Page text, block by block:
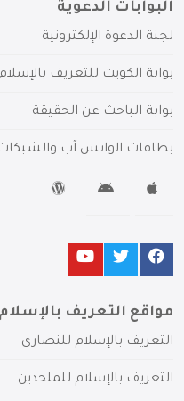
البوابات الدعوية
لجنة الدعوة الإلكترونية
بوابة الكويت للتعريف بالإسلام
بوابة الباحث عن الحقيقة
بطاقات الواتس آب والشبكات
مواقع التعريف بالإسلام
التعريف بالإسلام للنصارى
التعريف بالإسلام للملحدين